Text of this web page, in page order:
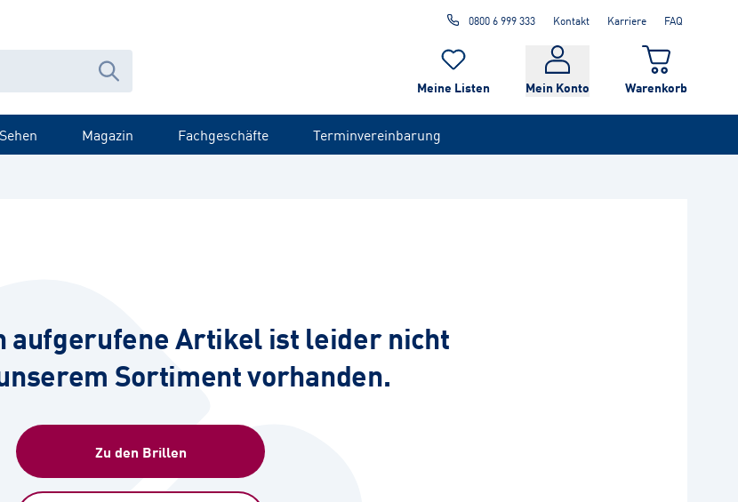
0800 6 999 333 Kontakt Karriere FAQ
Meine Listen Mein Konto Warenkorb
Sehen Magazin Fachgeschäfte Terminvereinbarung
aufgerufene Artikel ist leider nicht
Sortiment vorhanden.
Zu den Brillen